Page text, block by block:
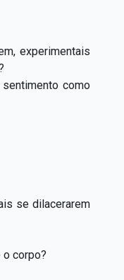
experimentais
como
se dilacerarem
corpo?